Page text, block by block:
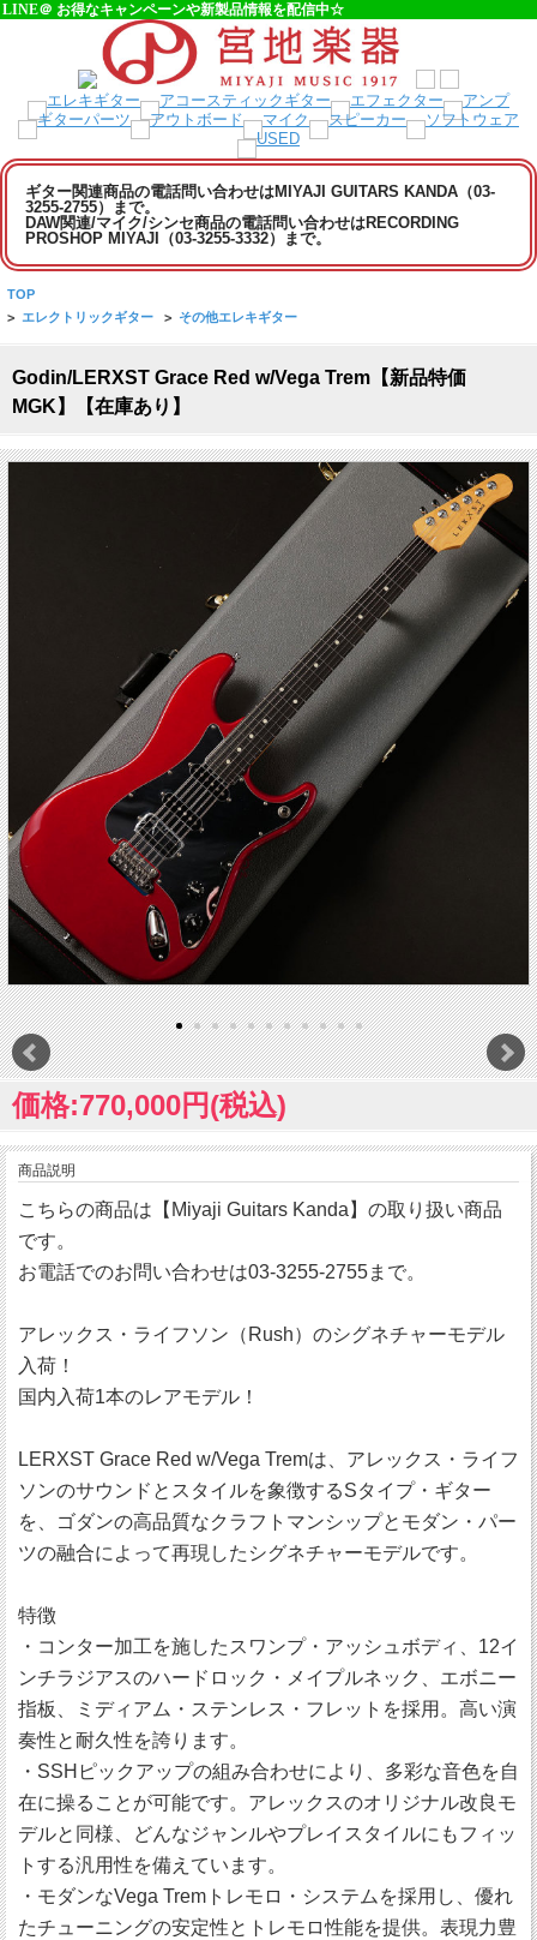
LINE＠ お得なキャンペーンや新製品情報を配信中☆
ギター関連商品の電話問い合わせはMIYAJI GUITARS KANDA（03-
3255-2755）まで。
DAW関連/マイク/シンセ商品の電話問い合わせはRECORDING
PROSHOP MIYAJI（03-3255-3332）まで。
TOP
> エレクトリックギター > その他エレキギター
Godin/LERXST Grace Red w/Vega Trem【新品特価
MGK】【在庫あり】
価格:770,000円(税込)
商品説明
こちらの商品は【Miyaji Guitars Kanda】の取り扱い商品
です。
お電話でのお問い合わせは03-3255-2755まで。
アレックス・ライフソン（Rush）のシグネチャーモデル
入荷！
国内入荷1本のレアモデル！
LERXST Grace Red w/Vega Tremは、アレックス・ライフ
ソンのサウンドとスタイルを象徴するSタイプ・ギター
を、ゴダンの高品質なクラフトマンシップとモダン・パー
ツの融合によって再現したシグネチャーモデルです。
特徴
・コンター加工を施したスワンプ・アッシュボディ、12イ
ンチラジアスのハードロック・メイプルネック、エボニー
指板、ミディアム・ステンレス・フレットを採用。高い演
奏性と耐久性を誇ります。
・SSHピックアップの組み合わせにより、多彩な音色を自
在に操ることが可能です。アレックスのオリジナル改良モ
デルと同様、どんなジャンルやプレイスタイルにもフィッ
トする汎用性を備えています。
・モダンなVega Tremトレモロ・システムを採用し、優れ
たチューニングの安定性とトレモロ性能を提供。表現力豊